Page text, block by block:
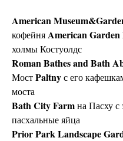
American
кофейняAmerican Garden
холмы Костуолдс
Roman Bathes and Bath
МостPaltnyс его
моста
Bath City Farmна Пасху с
пасхальные яйца
Prior Park Landscape